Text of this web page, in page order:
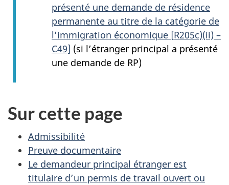
présenté une demande de résidence
permanente au titre de la catégorie de
l’immigration économique [R205c)(ii) –
C49] (si l’étranger principal a présenté
une demande de RP)
Sur cette page
Admissibilité
Preuve documentaire
Le demandeur principal étranger est
titulaire d’un permis de travail ouvert ou